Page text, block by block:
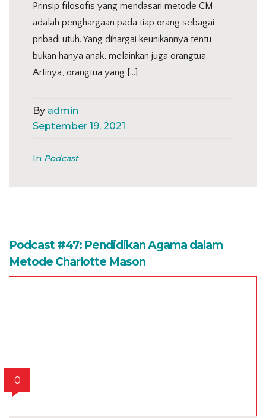
Prinsip filosofis yang mendasari metode CM
adalah penghargaan pada tiap orang sebagai
pribadi utuh. Yang dihargai keunikannya tentu
bukan hanya anak, melainkan juga orangtua.
Artinya, orangtua yang […]
By admin
September 19, 2021
In Podcast
Podcast #47: Pendidikan Agama dalam
Metode Charlotte Mason
0